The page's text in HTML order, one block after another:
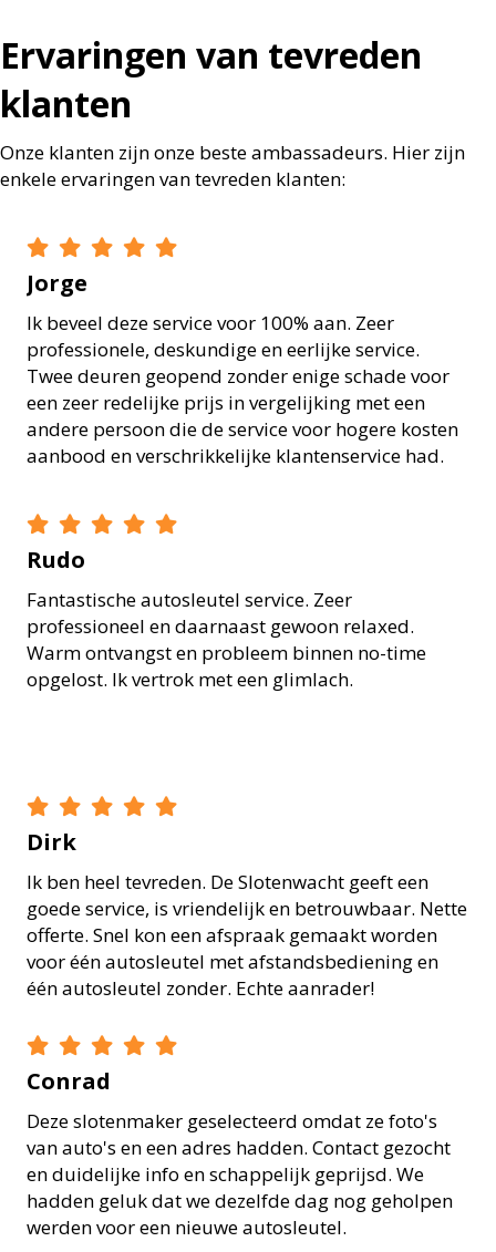
Ervaringen van tevreden
klanten
Onze klanten zijn onze beste ambassadeurs. Hier zijn
enkele ervaringen van tevreden klanten:
Jorge
Ik beveel deze service voor 100% aan. Zeer
professionele, deskundige en eerlijke service.
Twee deuren geopend zonder enige schade voor
een zeer redelijke prijs in vergelijking met een
andere persoon die de service voor hogere kosten
aanbood en verschrikkelijke klantenservice had.
Rudo
Fantastische autosleutel service. Zeer
professioneel en daarnaast gewoon relaxed.
Warm ontvangst en probleem binnen no-time
opgelost. Ik vertrok met een glimlach.
Dirk
Ik ben heel tevreden. De Slotenwacht geeft een
goede service, is vriendelijk en betrouwbaar. Nette
offerte. Snel kon een afspraak gemaakt worden
voor één autosleutel met afstandsbediening en
één autosleutel zonder. Echte aanrader!
Conrad
Deze slotenmaker geselecteerd omdat ze foto's
van auto's en een adres hadden. Contact gezocht
en duidelijke info en schappelijk geprijsd. We
hadden geluk dat we dezelfde dag nog geholpen
werden voor een nieuwe autosleutel.